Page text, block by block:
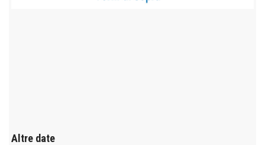
Altre date